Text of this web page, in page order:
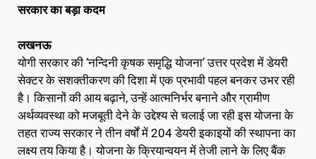
सरकार का बड़ा कदम
लखनऊ
योगी सरकार की ‘नन्दिनी कृषक समृद्धि योजना’ उत्तर प्रदेश में डेयरी
सेक्टर के सशक्तीकरण की दिशा में एक प्रभावी पहल बनकर उभर रही
है। किसानों की आय बढ़ाने, उन्हें आत्मनिर्भर बनाने और ग्रामीण
अर्थव्यवस्था को मजबूती देने के उद्देश्य से चलाई जा रही इस योजना के
तहत राज्य सरकार ने तीन वर्षों में 204 डेयरी इकाइयों की स्थापना का
लक्ष्य तय किया है। योजना के क्रियान्वयन में तेजी लाने के लिए बैंक